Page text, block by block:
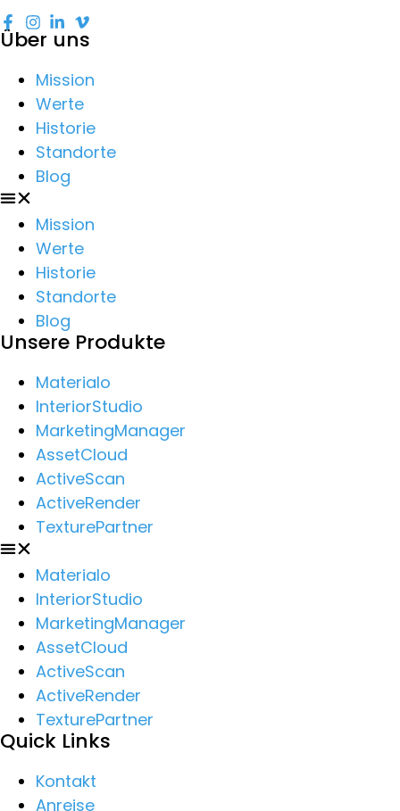
Über uns
Mission
Werte
Historie
Standorte
Blog
Mission
Werte
Historie
Standorte
Blog
Unsere Produkte
Materialo
InteriorStudio
MarketingManager
AssetCloud
ActiveScan
ActiveRender
TexturePartner
Materialo
InteriorStudio
MarketingManager
AssetCloud
ActiveScan
ActiveRender
TexturePartner
Quick Links
Kontakt
Anreise